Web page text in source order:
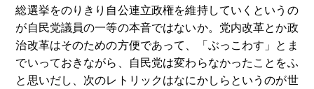
総選挙をのりきり自公連立政権を維持していくというの
が自民党議員の一等の本音ではないか。党内改革とか政
治改革はそのための方便であって、「ぶっこわす」とま
でいっておきながら、自民党は変わらなかったことをふ
と思いだし、次のレトリックはなにかしらというのが世